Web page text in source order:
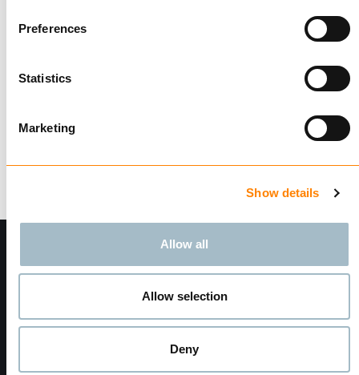
Preferences
Statistics
Marketing
Show details
Allow all
Allow selection
Deny